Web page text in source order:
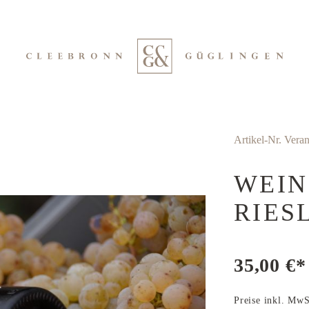
Artikel-Nr.
35,00 €*
Preise inkl.